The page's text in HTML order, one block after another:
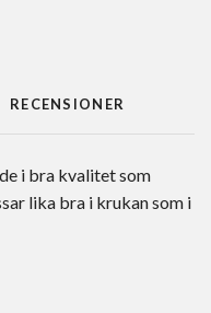
RECENSIONER
i bra kvalitet som
lika bra i krukan som i